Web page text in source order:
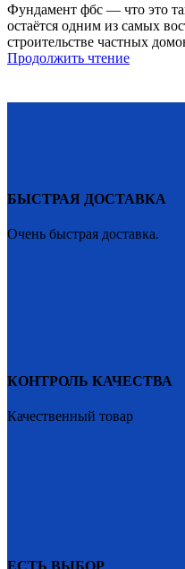
Фундамент фбс — что это
остаётся одним из самых
строительстве частных
Продолжить чтение
БЫСТРАЯ ДОСТАВКА
Очень быстрая доставка.
КОНТРОЛЬ КАЧЕСТВА
Качественный товар